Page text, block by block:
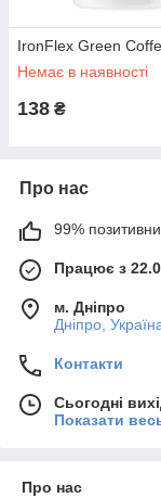
IronFlex Green
Немає в наявності
138 ₴
Про нас
99%
Працює з
м. Дніпро
Дніпро,
Контакти
Сьогодні
Показати
Про нас